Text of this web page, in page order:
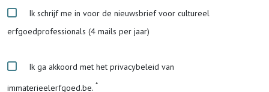
Ik schrijf me in voor de nieuwsbrief voor cultureel
erfgoedprofessionals (4 mails per jaar)
Ik ga akkoord met het privacybeleid van
immaterieelerfgoed.be.